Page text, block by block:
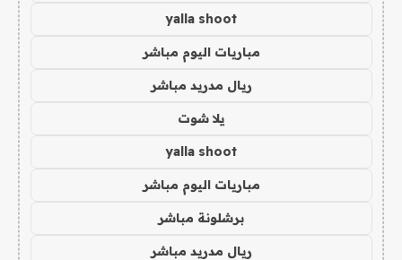
yalla shoot
مباريات اليوم مباشر
ريال مدريد مباشر
يلا شوت
yalla shoot
مباريات اليوم مباشر
برشلونة مباشر
ريال مدريد مباشر